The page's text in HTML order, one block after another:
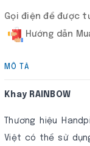
Gọi điện để được
Hướng dẫn
MÔ TẢ
Khay RAINBOW
Thương hiệu
Việt có thể sử